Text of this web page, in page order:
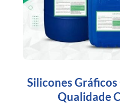
Silicones
Qualidade